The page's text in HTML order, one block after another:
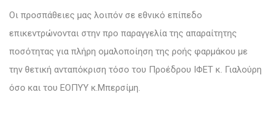
Οι προσπάθειες μας λοιπόν σε εθνικό επίπεδο
επικεντρώνονται στην προ παραγγελία της απαραίτητης
ποσότητας για πλήρη ομαλοποίηση της ροής φαρμάκου με
την θετική ανταπόκριση τόσο του Προέδρου ΙΦΕΤ κ. Γιαλούρη
όσο και του ΕΟΠΥΥ κ.Μπερσίμη.